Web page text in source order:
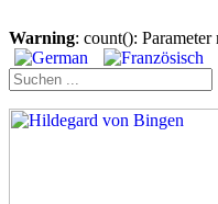
Warning: count():